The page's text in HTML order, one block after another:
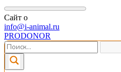
Сайт о
info@i-animal.ru
PRODONOR